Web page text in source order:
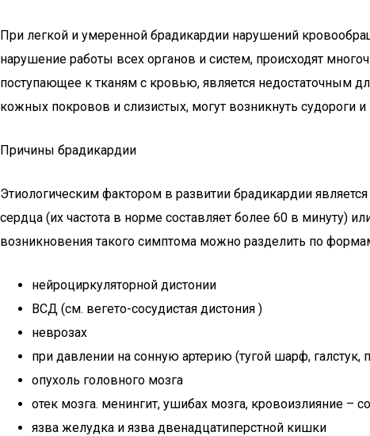
При легкой и умеренной брадикардии нарушений
нарушение работы всех органов и систем, происходят
поступающее к тканям с кровью, является недостаточным
кожных покровов и слизистых, могут возникнуть судороги и
Причины брадикардии
Этиологическим фактором в развитии брадикардии
сердца (их частота в норме составляет более 60 в минуту)
возникновения такого симптома можно разделить по
нейроциркуляторной дистонии
ВСД (см. вегето-сосудистая дистония )
неврозах
при давлении на сонную артерию (тугой шарф,
опухоль головного мозга
отек мозга. менингит, ушибах мозга, кровоизлияние
язва желудка и язва двенадцатиперстной кишки